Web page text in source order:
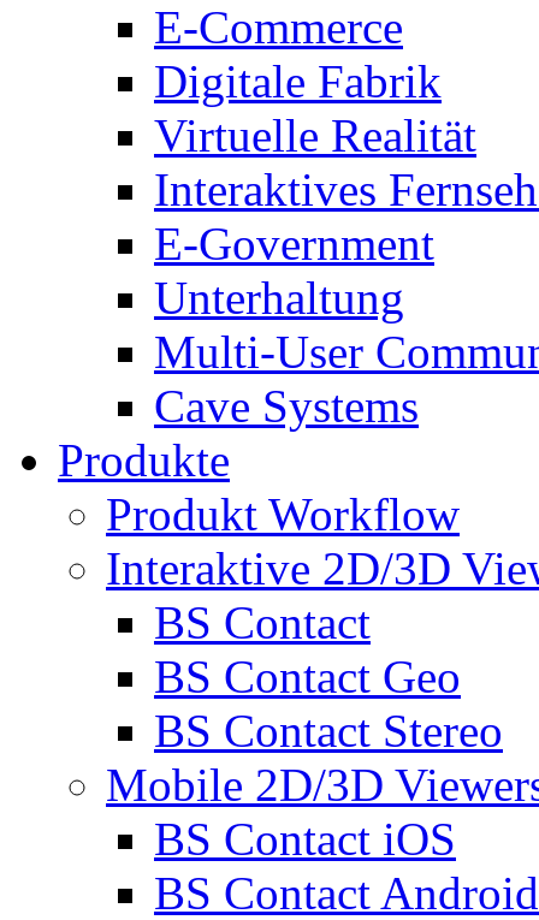
E-Commerce
Digitale Fabrik
Virtuelle Realität
Interaktives
E-Government
Unterhaltung
Multi-User
Cave Systems
Produkte
Produkt Workflow
Interaktive 2D/3D
BS Contact
BS Contact Geo
BS Contact Stereo
Mobile 2D/3D
BS Contact iOS
BS Contact Android